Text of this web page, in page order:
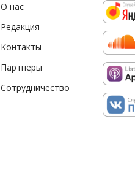
О нас
Редакция
Контакты
Партнеры
Сотрудничество